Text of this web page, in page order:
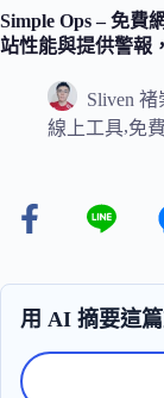
Simple Ops – 免費
站性能與提供警報
Sliven 褚
線上工具,免
用 AI 摘要這篇